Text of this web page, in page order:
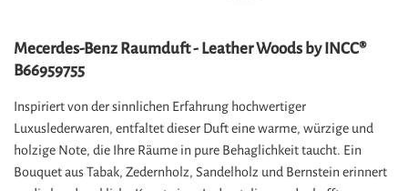
Mecerdes-Benz Raumduft - Leather Woods by INCC®
B66959755
Inspiriert von der sinnlichen Erfahrung hochwertiger
Luxuslederwaren, entfaltet dieser Duft eine warme, würzige und
holzige Note, die Ihre Räume in pure Behaglichkeit taucht. Ein
Bouquet aus Tabak, Zedernholz, Sandelholz und Bernstein erinnert